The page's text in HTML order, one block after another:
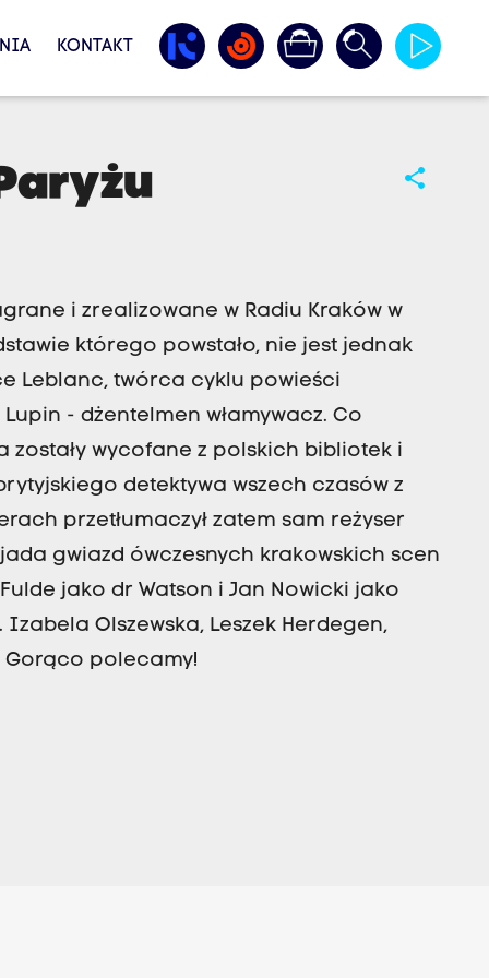
KONTAKT
share
i zrealizowane w Radiu Kraków w
którego powstało, nie jest jednak
Leblanc, twórca cyklu powieści
- dżentelmen włamywacz. Co
zostały wycofane z polskich bibliotek i
detektywa wszech czasów z
przetłumaczył zatem sam reżyser
gwiazd ówczesnych krakowskich scen
jako dr Watson i Jan Nowicki jako
Izabela Olszewska, Leszek Herdegen,
Gorąco polecamy!